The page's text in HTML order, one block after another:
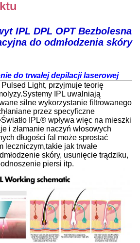
IPL DPL OPT Bezbolesna
do odmłodzenia skóry
do trwałej depilacji laserowej
Pulsed Light, przyjmuje teorię
IPL uwalniają
silne wykorzystanie filtrowanego
przez specyficzne
IPL® wpływa więc na mieszki
i złamanie naczyń włosowych
długości fal może sprostać
leczniczym,takie jak trwałe
skóry, usunięcie trądziku,
piersi itp.